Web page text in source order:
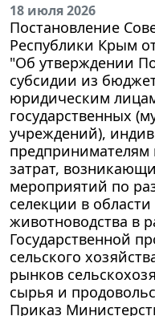
18 июля 2026
Постановление
Республики Крым
"Об утверждении
субсидии из
юридическим
государственных
учреждений),
предпринимателям
затрат,
мероприятий по
селекции в
животноводства в
Государственной
сельского
рынков
сырья и
Приказ